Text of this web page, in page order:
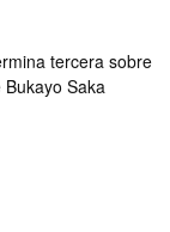
tercera sobre
Saka